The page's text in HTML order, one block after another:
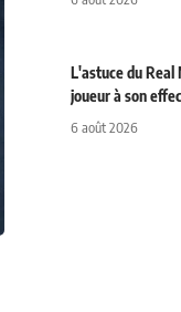
L'astuce du Real
joueur à son
6 août 2026